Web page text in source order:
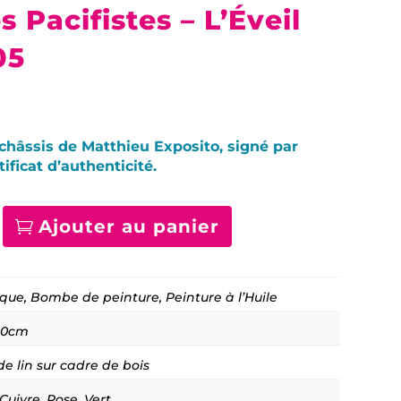
Pacifistes – L’Éveil
de Matthieu Exposito, signé par
d’authenticité.
Ajouter au panier
Bombe de peinture, Peinture à l’Huile
lin sur cadre de bois